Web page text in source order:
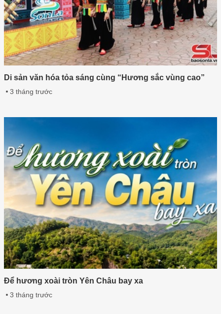
Di sản văn hóa tỏa sáng cùng “Hương sắc vùng cao”
3 tháng trước
Để hương xoài tròn Yên Châu bay xa
3 tháng trước